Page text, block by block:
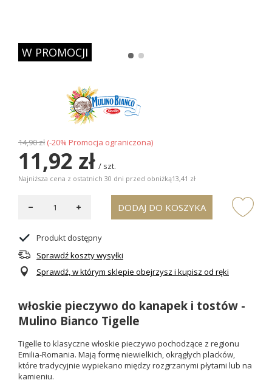
W PROMOCJI
14,90 zł (-20% Promocja ograniczona)
11,92 zł / szt.
Najniższa cena z ostatnich 30 dni przed obniżką13,41 zł
DODAJ DO KOSZYKA
Produkt dostępny
Sprawdź koszty wysyłki
Sprawdź, w którym sklepie obejrzysz i kupisz od ręki
włoskie pieczywo do kanapek i tostów -
Mulino Bianco Tigelle
Tigelle to klasyczne włoskie pieczywo pochodzące z regionu
Emilia-Romania. Mają formę niewielkich, okrągłych placków,
które tradycyjnie wypiekano między rozgrzanymi płytami lub na
kamieniu.